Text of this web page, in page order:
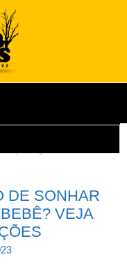
DE SONHAR
VEJA